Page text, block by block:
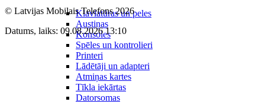
Klaviatūras un peles
Austiņas
Konsoles
Spēles un kontrolieri
Printeri
Lādētāji un adapteri
Atmiņas kartes
Tīkla iekārtas
Datorsomas
© Latvijas Mobilais Telefons2026
Datums, laiks: 09.08.2026 13:10